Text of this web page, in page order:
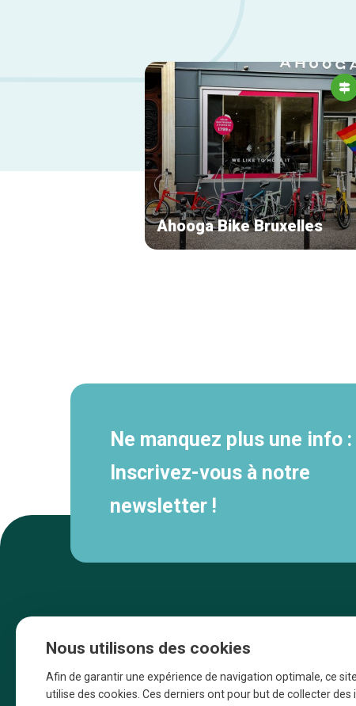
Ahooga Bike Bruxelles
Ne manquez plus une info :
Inscrivez-vous à notre
newsletter !
Nous utilisons des cookies
Afin de garantir une expérience de navigation optimale, ce
utilise des cookies. Ces derniers ont pour but de collecter